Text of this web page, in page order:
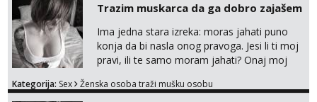
poljupce po tijelu koji me jako
pale,obozavam kad muskarac preuzme
kontrolu . javi se :) Klikni na link ispod i nadji
me tamo, cekam te!
Trazim muskarca da ga dobro zajašem
Ima jedna stara izreka: moras jahati puno
konja da bi nasla onog pravoga. Jesi li ti moj
pravi, ili te samo moram jahati? Onaj moj
na sexdater link i javi mi se tamo....
Kategorija: Sex Ženska osoba traži mušku osobu